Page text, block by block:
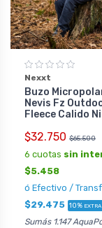
Nexxt
Buzo
Nevis Fz
Fleece Calido
$32.750 $65.500
6 cuotas sin
$5.458
ó Efectivo /
$29.475 10%
Sumás 1.147